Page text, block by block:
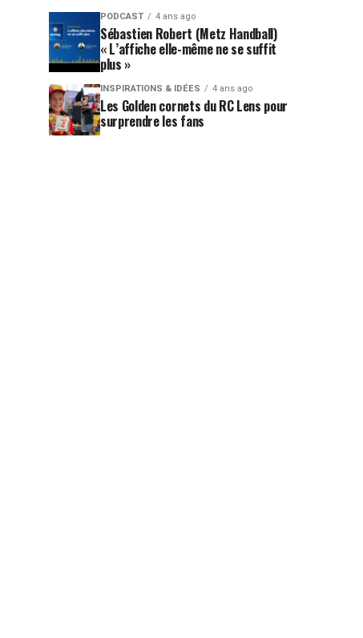
PODCAST 4 ans ago
Sébastien Robert (Metz Handball)
« L’affiche elle-même ne se suffit
plus »
INSPIRATIONS & IDÉES 4 ans ago
Les Golden cornets du RC Lens pour
surprendre les fans